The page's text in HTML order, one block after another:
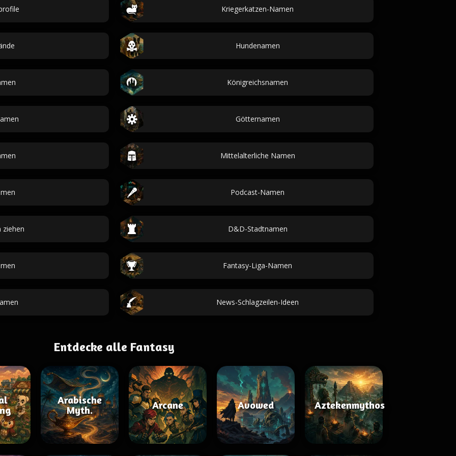
Kriegerkatzen-Namen
Hundenamen
Königreichsnamen
Götternamen
Mittelalterliche Namen
Podcast-Namen
D&D-Stadtnamen
Fantasy-Liga-Namen
News-Schlagzeilen-Ideen
Entdecke alle Fantasy
Arabische
Myth.
Arcane Avowed Aztekenmythos